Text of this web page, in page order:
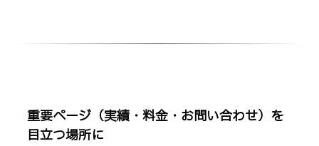
重要ページ（実績・料金・お問い合わせ）を
目立つ場所に